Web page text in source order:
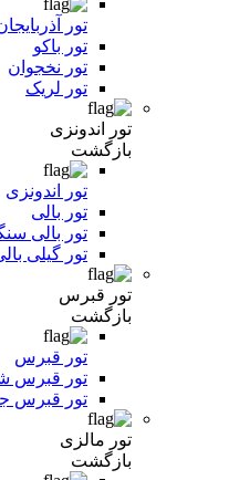
تور
تور باکو
تور نخجوان
تور لریک
تور اندونزی
بازگشت
تور اندونزی
تور بالی
تور بالی
تور گیلی
تور قبرس
بازگشت
تور قبرس
تور قبرس
تور قبرس
تور مالزی
بازگشت